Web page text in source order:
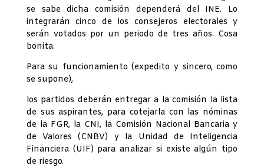
se sabe dicha comisión dependerá del INE. Lo
integrarán cinco de los consejeros electorales y
serán votados por un periodo de tres años. Cosa
bonita.
Para su funcionamiento (expedito y sincero, como
se supone),
los partidos deberán entregar a la comisión la lista
de sus aspirantes, para cotejarla con las nóminas
de la FGR, la CNI, la Comisión Nacional Bancaria y
de Valores (CNBV) y la Unidad de Inteligencia
Financiera (UIF) para analizar si existe algún tipo
de riesgo.